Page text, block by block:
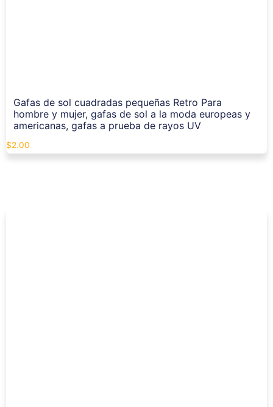
Gafas de sol cuadradas pequeñas Retro Para
hombre y mujer, gafas de sol a la moda europeas y
americanas, gafas a prueba de rayos UV
$2.00